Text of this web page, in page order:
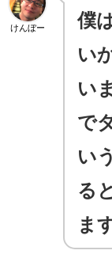
けんぼー
僕
い
い
で
い
る
ま